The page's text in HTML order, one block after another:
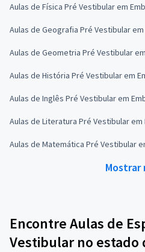
Aulas de Física Pré Vestibular em
Aulas de Geografia Pré Vestibular
Aulas de Geometria Pré Vestibular
Aulas de História Pré Vestibular em
Aulas de Inglês Pré Vestibular em
Aulas de Literatura Pré Vestibular em
Aulas de Matemática Pré Vestibular
Mostrar
Encontre Aulas de
Vestibular no estado